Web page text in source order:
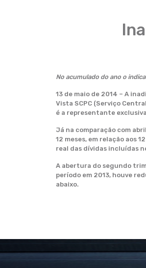
No acumulado do ano o
13 de maio de 2014 – A
Vista SCPC (Serviço
é a representante
Já na comparação com
12 meses, em relação aos
real das dívidas incluídas
A abertura do segundo
período em 2013, houve
abaixo.